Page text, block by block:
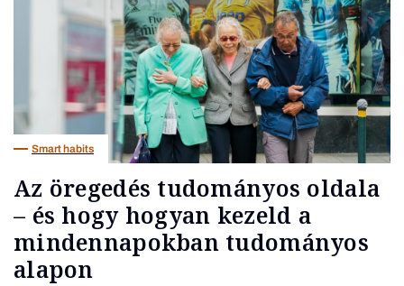
Smart habits
Az öregedés tudományos oldala
– és hogy hogyan kezeld a
mindennapokban tudományos
alapon